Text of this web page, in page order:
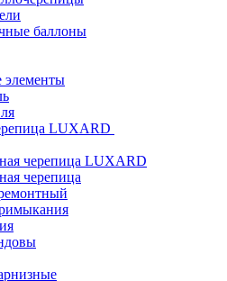
баллоны
элементы
LUXARD
черепица LUXARD
черепица